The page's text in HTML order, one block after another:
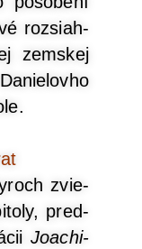
roz­siah­
zem­skej
zvie­
pred­
Joachi­